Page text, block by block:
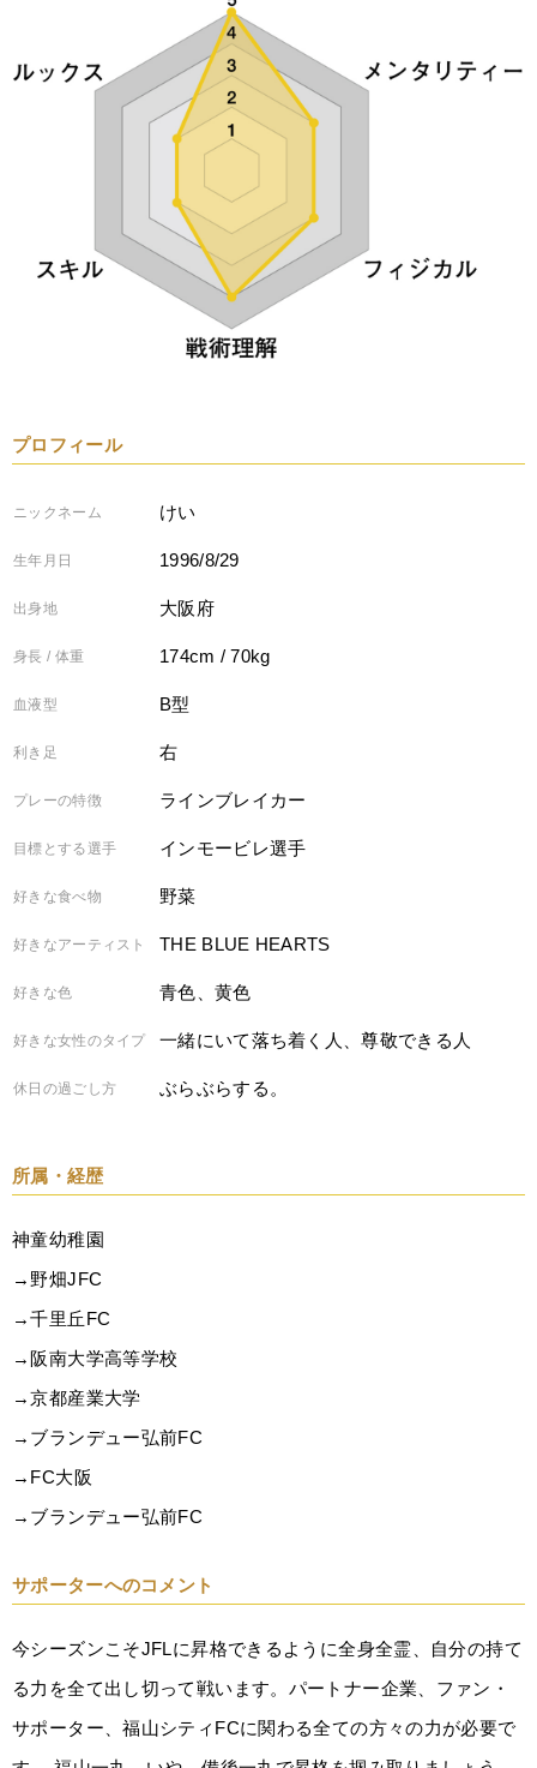
プロフィール
ニックネーム けい
生年月日 1996/8/29
出身地 大阪府
身長 / 体重 174cm / 70kg
血液型 B型
利き足 右
プレーの特徴 ラインブレイカー
目標とする選手 インモービレ選手
好きな食べ物 野菜
好きなアーティスト THE BLUE HEARTS
好きな色 青色、黄色
好きな女性のタイプ 一緒にいて落ち着く人、尊敬できる人
休日の過ごし方 ぶらぶらする。
所属・経歴
神童幼稚園
→野畑JFC
→千里丘FC
→阪南大学高等学校
→京都産業大学
→ブランデュー弘前FC
→FC大阪
→ブランデュー弘前FC
サポーターへのコメント
今シーズンこそJFLに昇格できるように全身全霊、自分の持て
る力を全て出し切って戦います。パートナー企業、ファン・
サポーター、福山シティFCに関わる全ての方々の力が必要で